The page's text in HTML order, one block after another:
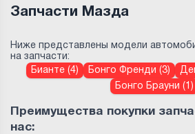
Запчасти Мазда
Ниже представлены модели
на запчасти:
Бианте (4)
Бонго Френди (3)
Бонго Брауни (1)
Преимущества покупки
нас: